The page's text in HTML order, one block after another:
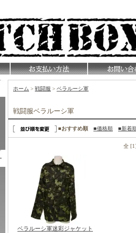
ホーム > 戦闘服 > ベラルーシ軍
戦闘服ベラルーシ軍
■おすすめ順 ■価格順 ■新着
全
ベラルーシ軍迷彩ジャケット